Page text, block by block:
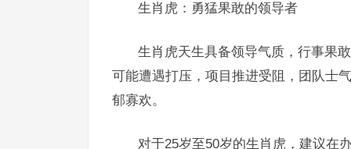
生肖虎：勇猛果敢的领导者
生肖虎天生具备领导气质，行事果
可能遭遇打压，项目推进受阻，团队士
郁寡欢。
对于25岁至50岁的生肖虎，建议在